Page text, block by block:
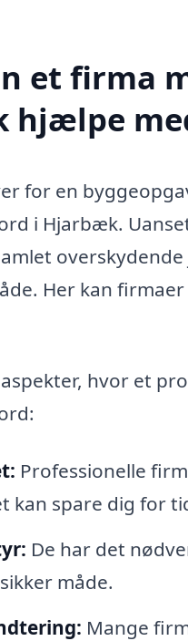
et firma
hjælpe
for en
i Hjarbæk.
Her kan
hvor et
Professionelle
kan spare dig for
De har det
måde.
Mange